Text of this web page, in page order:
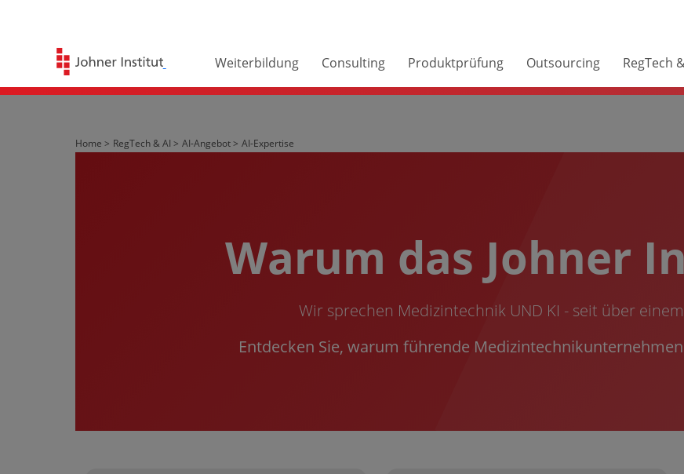
Weiterbildung Consulting Produktprüfung Outsourcing RegTech
Home > RegTech & AI > AI-Angebot > AI-Expertise
Warum das Johner
Wir sprechen Medizintechnik UND KI - seit über
Entdecken Sie, warum führende